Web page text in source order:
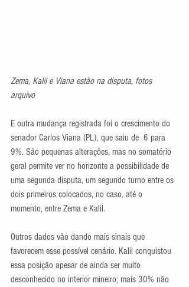
Zema, Kalil e Viana estão na disputa, fotos
arquivo
E outra mudança registrada foi o crescimento do
senador Carlos Viana (PL), que saiu de  6 para
9%. São pequenas alterações, mas no somatório
geral permite ver no horizonte a possibilidade de
uma segunda disputa, um segundo turno entre os
dois primeiros colocados, no caso, até o
momento, entre Zema e Kalil.
Outros dados vão dando mais sinais que
favorecem esse possível cenário. Kalil conquistou
essa posição apesar de ainda ser muito
desconhecido no interior mineiro; mais 30% não